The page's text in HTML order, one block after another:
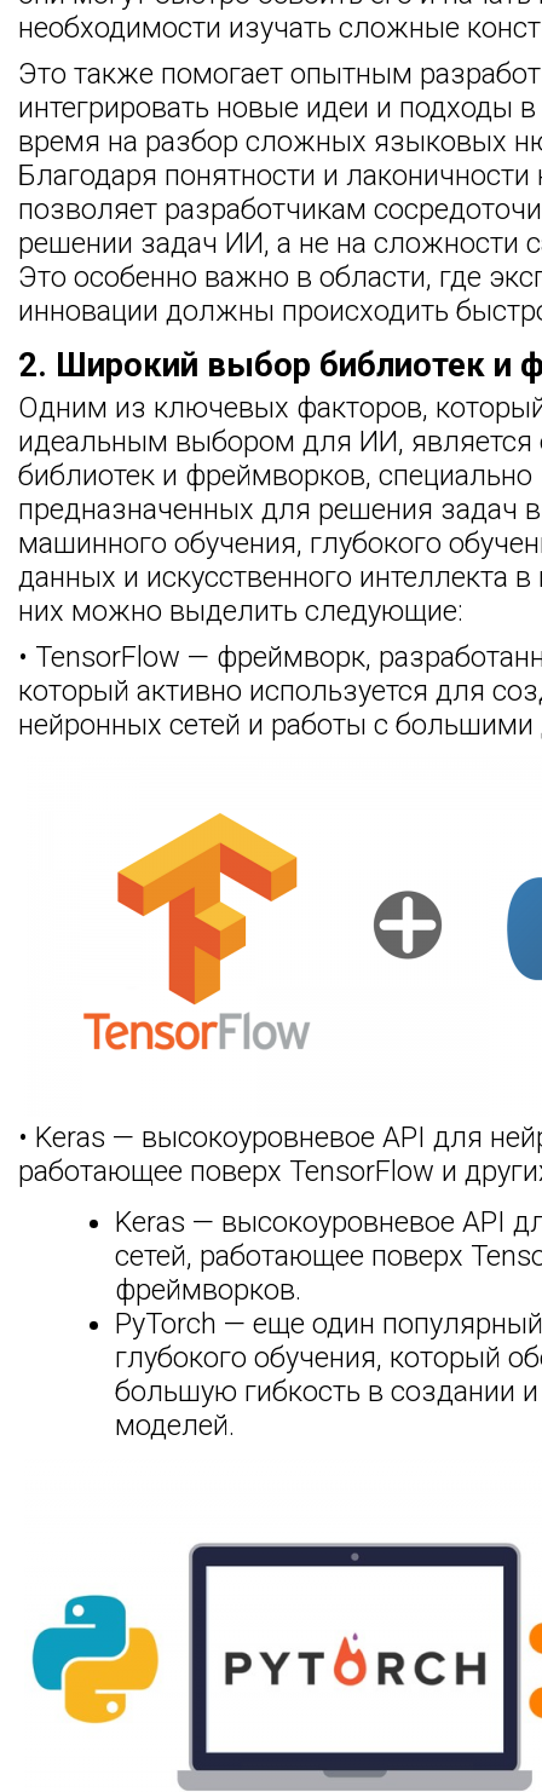
необходимости изучать сложные
Это также помогает опытным
интегрировать новые идеи и подходы в
время на разбор сложных языковых
Благодаря понятности и лаконичности
позволяет разработчикам
решении задач ИИ, а не на сложности
Это особенно важно в области, где
инновации должны происходить
2. Широкий выбор библиотек и
Одним из ключевых факторов,
идеальным выбором для ИИ, является
библиотек и фреймворков, специально
предназначенных для решения задач
машинного обучения, глубокого
данных и искусственного интеллекта
них можно выделить следующие:
• TensorFlow — фреймворк,
который активно используется для
нейронных сетей и работы с
• Keras — высокоуровневое API для
работающее поверх TensorFlow и
Keras — высокоуровневое API
сетей, работающее поверх
фреймворков.
PyTorch — еще один
глубокого обучения, который
большую гибкость в создании
моделей.